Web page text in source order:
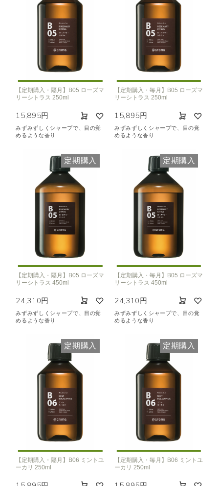
【定期購入・隔月】B05 ローズマ
リーシトラス 250ml
15,895円
みずみずしくシャープで、目の覚
めるような香り
【定期購入・毎月】B05 ローズマ
リーシトラス 250ml
15,895円
みずみずしくシャープで、目の覚
めるような香り
定期購入
【定期購入・隔月】B05 ローズマ
リーシトラス 450ml
24,310円
みずみずしくシャープで、目の覚
めるような香り
定期購入
【定期購入・毎月】B05 ローズマ
リーシトラス 450ml
24,310円
みずみずしくシャープで、目の覚
めるような香り
定期購入
【定期購入・隔月】B06 ミントユ
ーカリ 250ml
定期購入
【定期購入・毎月】B06 ミントユ
ーカリ 250ml